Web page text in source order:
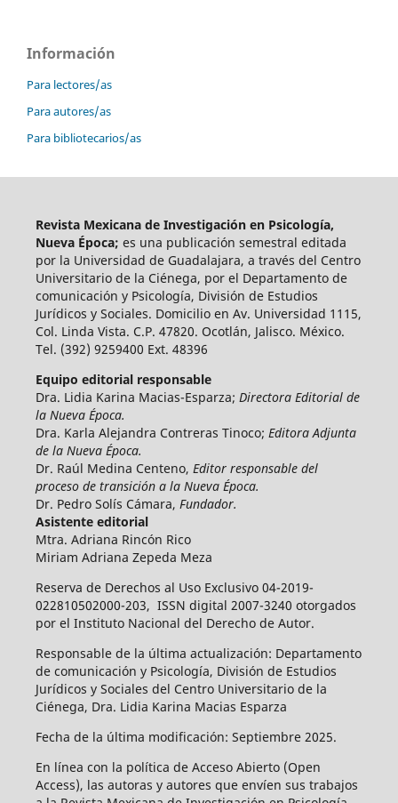
Información
Para lectores/as
Para autores/as
Para bibliotecarios/as
Revista Mexicana de Investigación en Psicología,
Nueva Época; es una publicación semestral editada
por la Universidad de Guadalajara, a través del Centro
Universitario de la Ciénega, por el Departamento de
comunicación y Psicología, División de Estudios
Jurídicos y Sociales. Domicilio en Av. Universidad 1115,
Col. Linda Vista. C.P. 47820. Ocotlán, Jalisco. México.
Tel. (392) 9259400 Ext. 48396
Equipo editorial responsable
Dra. Lidia Karina Macias-Esparza; Directora Editorial de
la Nueva Época.
Dra. Karla Alejandra Contreras Tinoco; Editora Adjunta
de la Nueva Época.
Dr. Raúl Medina Centeno, Editor responsable del
proceso de transición a la Nueva Época.
Dr. Pedro Solís Cámara, Fundador.
Asistente editorial
Mtra. Adriana Rincón Rico
Miriam Adriana Zepeda Meza
Reserva de Derechos al Uso Exclusivo 04-2019-
022810502000-203, ISSN digital 2007-3240 otorgados
por el Instituto Nacional del Derecho de Autor.
Responsable de la última actualización: Departamento
de comunicación y Psicología, División de Estudios
Jurídicos y Sociales del Centro Universitario de la
Ciénega, Dra. Lidia Karina Macias Esparza
Fecha de la última modificación: Septiembre 2025.
En línea con la política de Acceso Abierto (Open
Access), las autoras y autores que envíen sus trabajos